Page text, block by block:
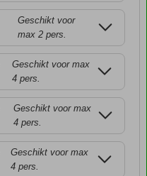
Geschikt voor
max 2 pers.
Geschikt voor max
4 pers.
Geschikt voor max
4 pers.
Geschikt voor max
4 pers.